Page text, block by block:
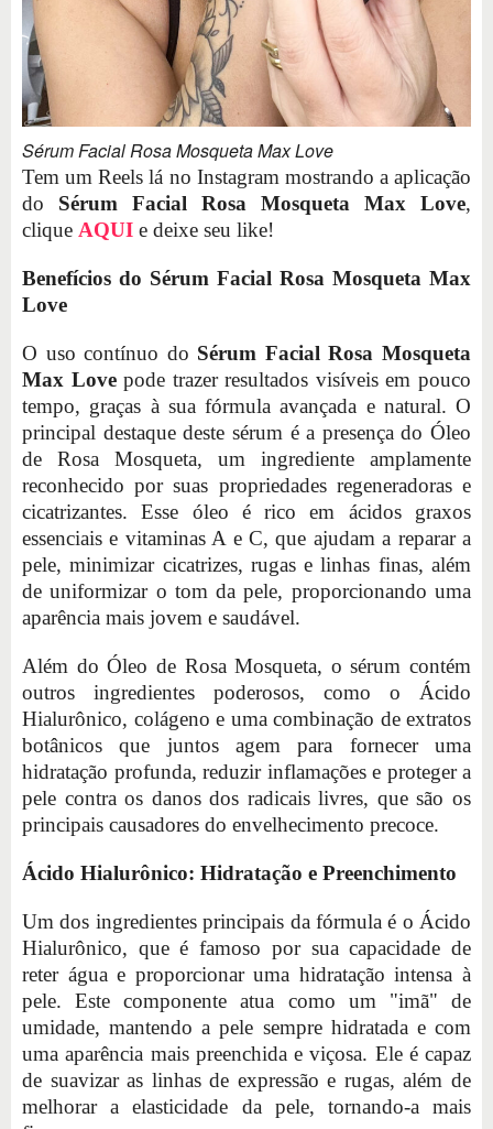
Sérum Facial Rosa Mosqueta Max Love
Tem um Reels lá no Instagram mostrando a aplicação
do Sérum Facial Rosa Mosqueta Max Love,
clique AQUI e deixe seu like!
Benefícios do Sérum Facial Rosa Mosqueta Max
Love
O uso contínuo do Sérum Facial Rosa Mosqueta
Max Lovepode trazer resultados visíveis em pouco
tempo, graças à sua fórmula avançada e natural. O
principal destaque deste sérum é a presença do Óleo
de Rosa Mosqueta, um ingrediente amplamente
reconhecido por suas propriedades regeneradoras e
cicatrizantes. Esse óleo é rico em ácidos graxos
essenciais e vitaminas A e C, que ajudam a reparar a
pele, minimizar cicatrizes, rugas e linhas finas, além
de uniformizar o tom da pele, proporcionando uma
aparência mais jovem e saudável.
Além do Óleo de Rosa Mosqueta, o sérum contém
outros ingredientes poderosos, como o Ácido
Hialurônico, colágeno e uma combinação de extratos
botânicos que juntos agem para fornecer uma
hidratação profunda, reduzir inflamações e proteger a
pele contra os danos dos radicais livres, que são os
principais causadores do envelhecimento precoce.
Ácido Hialurônico: Hidratação e Preenchimento
Um dos ingredientes principais da fórmula é o Ácido
Hialurônico, que é famoso por sua capacidade de
reter água e proporcionar uma hidratação intensa à
pele. Este componente atua como um "imã" de
umidade, mantendo a pele sempre hidratada e com
uma aparência mais preenchida e viçosa. Ele é capaz
de suavizar as linhas de expressão e rugas, além de
melhorar a elasticidade da pele, tornando-a mais